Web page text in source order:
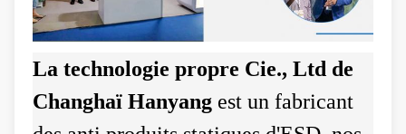
La technologie propre Cie., Ltd de
Changhaï Hanyang est un fabricant